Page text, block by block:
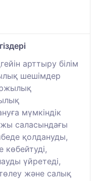
арттыру білім
шешімдер
мүмкіндік
саласындағы
қолдануды,
үйретеді,
және салық